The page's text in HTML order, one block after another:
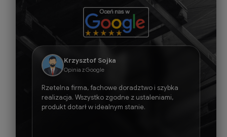
Adam Piasecki
Opinia z Google